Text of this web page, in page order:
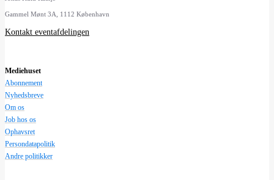
Gammel Mønt 3A, 1112 København
Kontakt eventafdelingen
Mediehuset
Abonnement
Nyhedsbreve
Om os
Job hos os
Ophavsret
Persondatapolitik
Andre politikker